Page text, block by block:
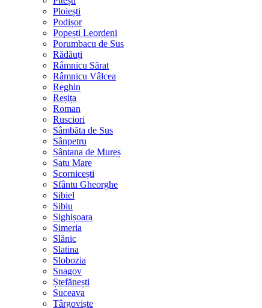
Ploiești
Podișor
Popești Leordeni
Porumbacu de Sus
Rădăuți
Râmnicu Sărat
Râmnicu Vâlcea
Reghin
Reșița
Roman
Rusciori
Sâmbăta de Sus
Sânpetru
Sântana de Mureș
Satu Mare
Scornicești
Sfântu Gheorghe
Sibiel
Sibiu
Sighișoara
Simeria
Slănic
Slatina
Slobozia
Snagov
Ștefănești
Suceava
Târgoviște